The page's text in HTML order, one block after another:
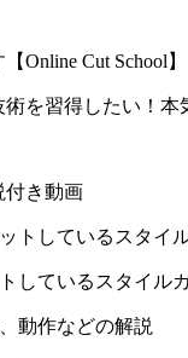
Online Cut School】
を習得したい！
き動画
トしているスタイ
しているスタイル
動作などの解説